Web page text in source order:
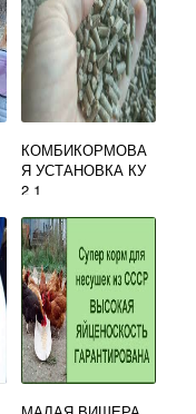
КОМБИКОРМОВА
Я УСТАНОВКА КУ
2 1